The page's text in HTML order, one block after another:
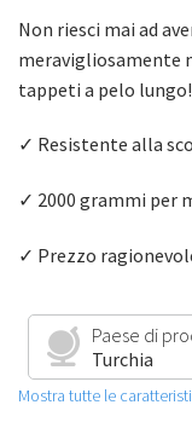
Non riesci mai ad
meravigliosamente
tappeti a pelo lungo!
✓ Resistente alla
✓ 2000 grammi per
✓ Prezzo
Paese di
Turchia
Mostra tutte le